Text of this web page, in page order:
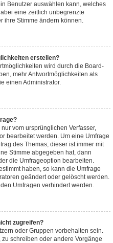
Benutzer auswählen kann, welches
eine zeitlich unbegrenzte
ihre Stimme ändern können.
erstellen?
wird durch die Board-
mehr Antwortmöglichkeiten als
einen Administrator.
vom ursprünglichen Verfasser,
bearbeitet werden. Um eine Umfrage
des Themas; dieser ist immer mit
Stimme abgegeben hat, dann
die Umfrageoption bearbeiten.
haben, so kann die Umfrage
geändert oder gelöscht werden.
Umfragen verhindert werden.
zugreifen?
oder Gruppen vorbehalten sein.
schreiben oder andere Vorgänge